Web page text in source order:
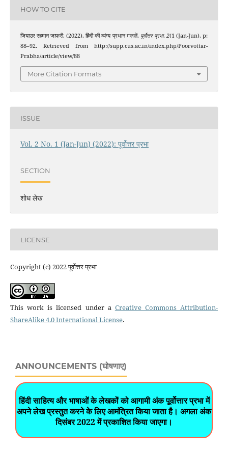
HOW TO CITE
जियाउर रहमान जाफरी. (2022). हिंदी की व्यंग्य प्रधान ग़ज़लें. पूर्वोत्तर प्रभा, 2(1 (Jan-Jun), p:
88–92. Retrieved from http://supp.cus.ac.in/index.php/Poorvottar-
Prabha/article/view/88
More Citation Formats
ISSUE
Vol. 2 No. 1 (Jan-Jun) (2022): पूर्वोत्तर प्रभा
SECTION
शोध लेख
LICENSE
Copyright (c) 2022 पूर्वोत्तर प्रभा
This work is licensed under a Creative Commons Attribution-
ShareAlike 4.0 International License.
ANNOUNCEMENTS (घोषणाए)
हिंदी साहित्य और भाषाओं के लेखकों को आगामी अंक पूर्वोत्तार प्रभा में
अपने लेख प्रस्तुत करने के लिए आमंत्रित किया जाता है। अगला अंक
दिसंबर 2022 में प्रकाशित किया जाएगा।